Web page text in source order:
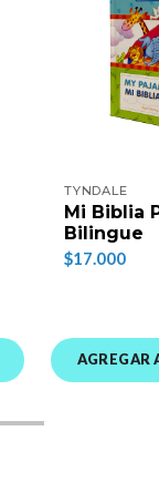
TYNDALE
Mi Biblia
Bilingue
$17.000
AGREGAR